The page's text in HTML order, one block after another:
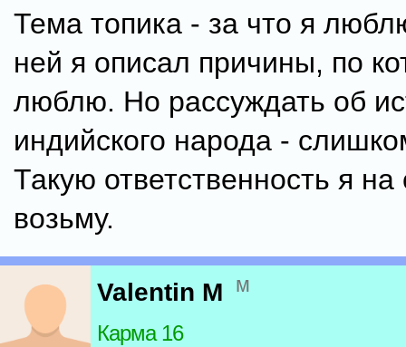
Тема топика - за что я
ней я описал причины, по
люблю. Но рассуждать об
индийского народа -
Такую ответственность я на
возьму.
Valentin M м
Карма 16